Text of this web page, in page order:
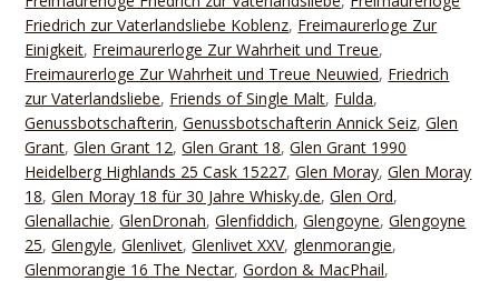
Friedrich zur Vaterlandsliebe Koblenz, Freimaurerloge Zur
Einigkeit, Freimaurerloge Zur Wahrheit und Treue,
Freimaurerloge Zur Wahrheit und Treue Neuwied, Friedrich
zur Vaterlandsliebe, Friends of Single Malt, Fulda,
Genussbotschafterin,Genussbotschafterin Annick Seiz,Glen
Grant,Glen Grant 12,Glen Grant 18,Glen Grant 1990
Heidelberg Highlands 25 Cask 15227,Glen Moray,Glen Moray
18,Glen Moray 18 für 30 Jahre Whisky.de,Glen Ord,
Glenallachie,GlenDronah,Glenfiddich,Glengoyne,Glengoyne
25,Glengyle,Glenlivet,Glenlivet XXV, glenmorangie,
Glenmorangie 16 The Nectar,Gordon & MacPhail,